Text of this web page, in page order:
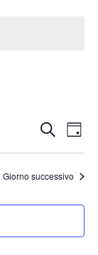
e
viste
Cerca
Giorno successivo